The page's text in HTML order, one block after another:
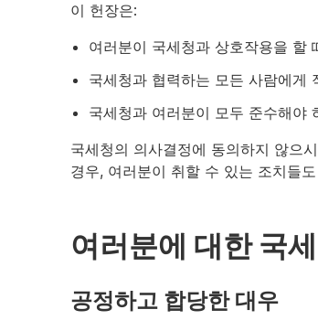
이 헌장은:
여러분이 국세청과 상호작용을 할
국세청과 협력하는 모든 사람에게
국세청과 여러분이 모두 준수해야
국세청의 의사결정에 동의하지 않으
경우, 여러분이 취할 수 있는 조치들
여러분에 대한 국
공정하고 합당한 대우